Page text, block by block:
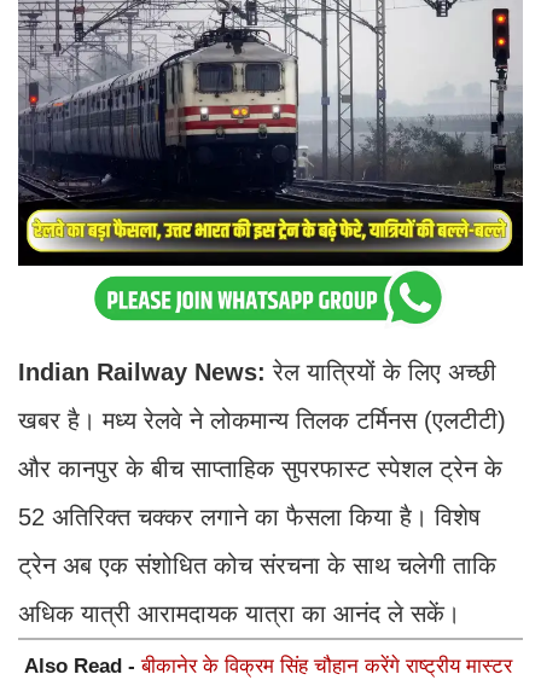
Indian Railway News:रेल यात्रियों के लिए अच्छी
खबर है। मध्य रेलवे ने लोकमान्य तिलक टर्मिनस (एलटीटी)
और कानपुर के बीच साप्ताहिक सुपरफास्ट स्पेशल ट्रेन के
52 अतिरिक्त चक्कर लगाने का फैसला किया है। विशेष
ट्रेन अब एक संशोधित कोच संरचना के साथ चलेगी ताकि
अधिक यात्री आरामदायक यात्रा का आनंद ले सकें।
Also Read -बीकानेर के विक्रम सिंह चौहान करेंगे राष्ट्रीय मास्टर